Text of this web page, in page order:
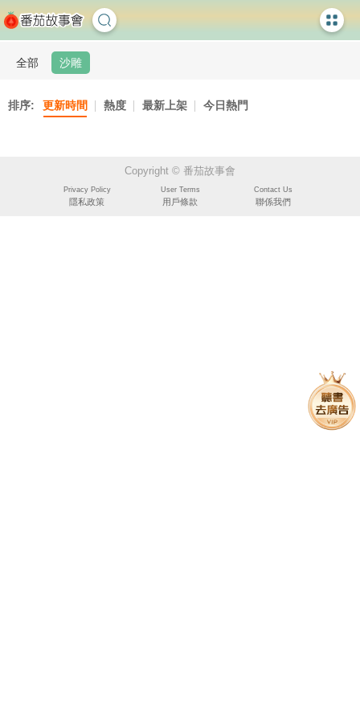
全部 沙雕
排序: 更新時間 熱度 最新上架 今日熱門
Copyright © 番茄故事會
Privacy Policy
隱私政策
User Terms
用戶條款
Contact Us
聯係我們